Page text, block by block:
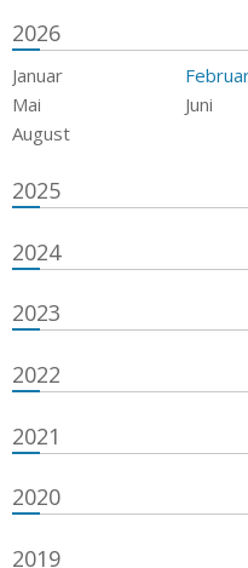
2026
Januar
Mai
Juni
August
2025
2024
2023
2022
2021
2020
2019